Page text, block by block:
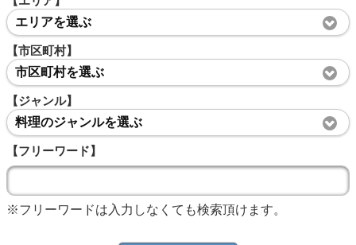
エリアを選ぶ
【市区町村】
市区町村を選ぶ
【ジャンル】
料理のジャンルを選ぶ
【フリーワード】
※フリーワードは入力しなくても検索頂けます。